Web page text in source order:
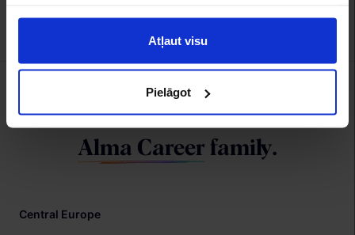
Atļaut visu
Pielāgot
We are a member of
Alma Career family.
Central Europe